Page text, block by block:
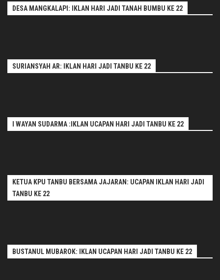
DESA MANGKALAPI: IKLAN HARI JADI TANAH BUMBU KE 22
SURIANSYAH AR: IKLAN HARI JADI TANBU KE 22
I WAYAN SUDARMA :IKLAN UCAPAN HARI JADI TANBU KE 22
KETUA KPU TANBU BERSAMA JAJARAN: UCAPAN IKLAN HARI JADI
TANBU KE 22
BUSTANUL MUBAROK: IKLAN UCAPAN HARI JADI TANBU KE 22